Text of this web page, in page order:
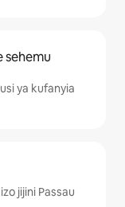
sehemu
ya kufanyia
jijini Passau